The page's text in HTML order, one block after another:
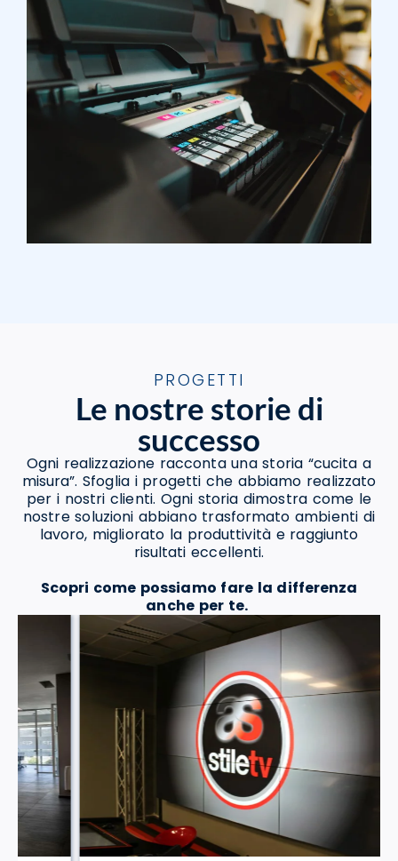
PROGETTI
Le nostre storie di
successo
Ogni realizzazione racconta una storia “cucita a
misura”. Sfoglia i progetti che abbiamo realizzato
per i nostri clienti. Ogni storia dimostra come le
nostre soluzioni abbiano trasformato ambienti di
lavoro, migliorato la produttività e raggiunto
risultati eccellenti.
Scopri come possiamo fare la differenza
anche per te.